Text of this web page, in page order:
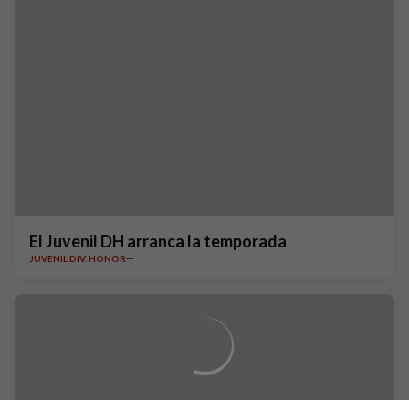
El Juvenil DH arranca la temporada
JUVENIL DIV. HONOR